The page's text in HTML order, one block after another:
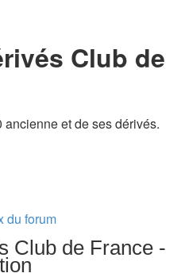
Club de
et de ses dérivés.
du forum
Club de France -